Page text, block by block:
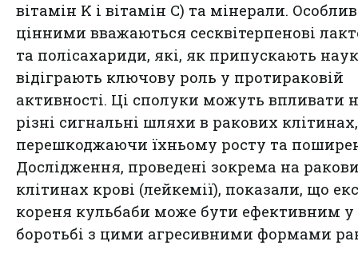
вітамін K і вітамін C) та мінерали.
цінними вважаються сесквітерпенові
та полісахариди, які, як припускають
відіграють ключову роль у протираковій
активності. Ці сполуки можуть впливати
різні сигнальні шляхи в ракових клітинах,
перешкоджаючи їхньому росту та
Дослідження, проведені зокрема на
клітинах крові (лейкемії), показали, що
кореня кульбаби може бути ефективним у
боротьбі з цими агресивними формами